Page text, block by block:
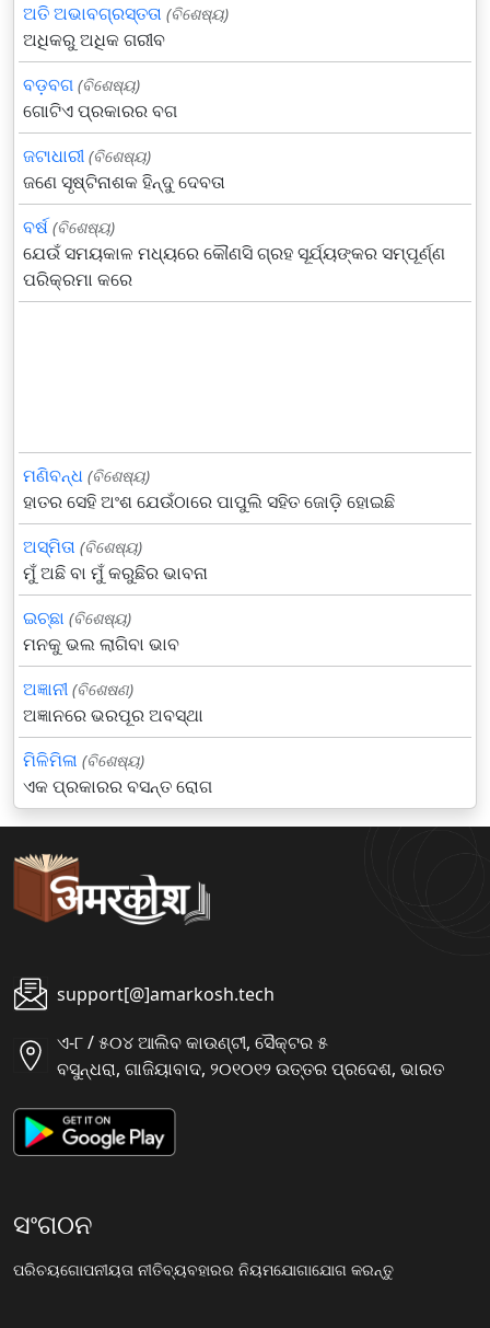
ଅତି ଅଭାବଗ୍ରସ୍ତତା (ବିଶେଷ୍ୟ)
ଅଧିକରୁ ଅଧିକ ଗରୀବ
ବଡ଼ବଗ (ବିଶେଷ୍ୟ)
ଗୋଟିଏ ପ୍ରକାରର ବଗ
ଜଟାଧାରୀ (ବିଶେଷ୍ୟ)
ଜଣେ ସୃଷ୍ଟିନାଶକ ହିନ୍ଦୁ ଦେବତା
ବର୍ଷ (ବିଶେଷ୍ୟ)
ଯେଉଁ ସମୟକାଳ ମଧ୍ୟରେ କୌଣସି ଗ୍ରହ ସୂର୍ଯ୍ୟଙ୍କର ସମ୍ପୂର୍ଣ୍ଣ
ପରିକ୍ରମା କରେ
ମଣିବନ୍ଧ (ବିଶେଷ୍ୟ)
ହାତର ସେହି ଅଂଶ ଯେଉଁଠାରେ ପାପୁଲି ସହିତ ଜୋଡ଼ି ହୋଇଛି
ଅସ୍ମିତା (ବିଶେଷ୍ୟ)
ମୁଁ ଅଛି ବା ମୁଁ କରୁଛିର ଭାବନା
ଇଚ୍ଛା (ବିଶେଷ୍ୟ)
ମନକୁ ଭଲ ଲାଗିବା ଭାବ
ଅଜ୍ଞାନୀ (ବିଶେଷଣ)
ଅଜ୍ଞାନରେ ଭରପୂର ଅବସ୍ଥା
ମିଳିମିଳା (ବିଶେଷ୍ୟ)
ଏକ ପ୍ରକାରର ବସନ୍ତ ରୋଗ
support[@]amarkosh.tech
ଏ-୮ / ୫୦୪ ଆଲିବ କାଉଣ୍ଟୀ, ସୈକ୍ଟର ୫
ବସୁନ୍ଧରା, ଗାଜିୟାବାଦ, ୨୦୧୦୧୨ ଉତ୍ତର ପ୍ରଦେଶ, ଭାରତ
ସଂଗଠନ
ପରିଚୟଗୋପନୀୟତା ନୀତିବ୍ୟବହାରର ନିୟମଯୋଗାଯୋଗ କରନ୍ତୁ